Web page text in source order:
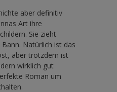
aber definitiv
Art ihre
Sie zieht
Natürlich ist das
aber trotzdem ist
wirklich gut
Roman um